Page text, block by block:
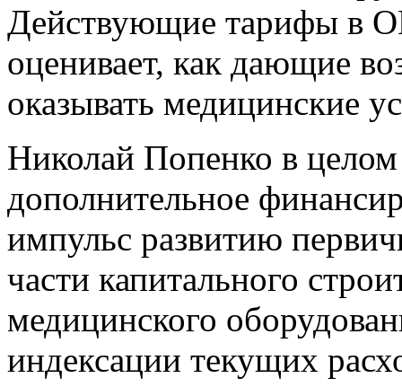
Действующие тарифы в
оценивает, как дающие
оказывать медицинские
Николай Попенко в целом
дополнительное
импульс развитию
части капитального
медицинского
индексации текущих